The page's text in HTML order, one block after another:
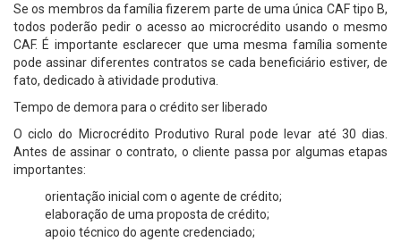
Se os membros da família fizerem parte de uma única CAF tipo B,
todos poderão pedir o acesso ao microcrédito usando o mesmo
CAF. É importante esclarecer que uma mesma família somente
pode assinar diferentes contratos se cada beneficiário estiver, de
fato, dedicado à atividade produtiva.
Tempo de demora para o crédito ser liberado
O ciclo do Microcrédito Produtivo Rural pode levar até 30 dias.
Antes de assinar o contrato, o cliente passa por algumas etapas
importantes:
orientação inicial com o agente de crédito;
elaboração de uma proposta de crédito;
apoio técnico do agente credenciado;